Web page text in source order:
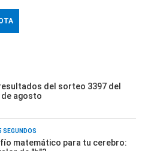
del sorteo 3397 del
agosto
SEGUNDOS
matemático para tu cerebro: